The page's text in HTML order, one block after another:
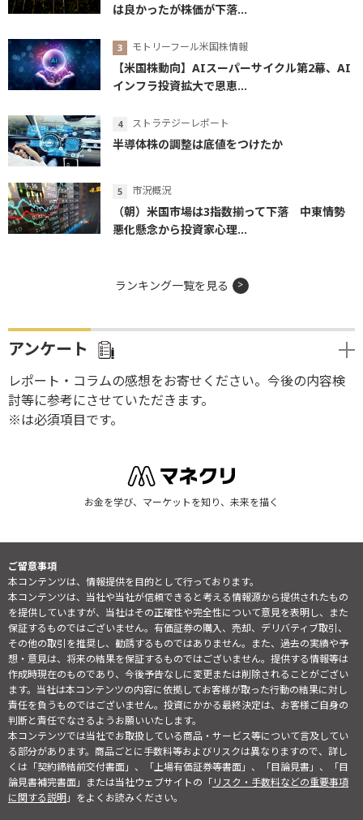
は良かったが株価が下落...
モトリーフール米国株情報
【米国株動向】AIスーパーサイクル第2幕、AI
インフラ投資拡大で恩恵...
ストラテジーレポート
半導体株の調整は底値をつけたか
市況概況
（朝）米国市場は3指数揃って下落 中東情勢
悪化懸念から投資家心理...
ランキング一覧を見る
アンケート
レポート・コラムの感想をお寄せください。今後の内容検
討等に参考にさせていただきます。
※は必須項目です。
お金を学び、マーケットを知り、未来を描く
ご留意事項
本コンテンツは、情報提供を目的として行っております。
本コンテンツは、当社や当社が信頼できると考える情報源から提供されたもの
を提供していますが、当社はその正確性や完全性について意見を表明し、また
保証するものではございません。有価証券の購入、売却、デリバティブ取引、
その他の取引を推奨し、勧誘するものではありません。また、過去の実績や予
想・意見は、将来の結果を保証するものではございません。提供する情報等は
作成時現在のものであり、今後予告なしに変更または削除されることがござい
ます。当社は本コンテンツの内容に依拠してお客様が取った行動の結果に対し
責任を負うものではございません。投資にかかる最終決定は、お客様ご自身の
判断と責任でなさるようお願いいたします。
本コンテンツでは当社でお取扱している商品・サービス等について言及してい
る部分があります。商品ごとに手数料等およびリスクは異なりますので、詳し
くは「契約締結前交付書面」、「上場有価証券等書面」、「目論見書」、「目
論見書補完書面」または当社ウェブサイトの「リスク・手数料などの重要事項
に関する説明」をよくお読みください。